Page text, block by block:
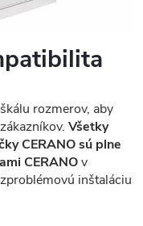
rozmerov, aby
Všetky
CERANO sú plne
CERANOv
inštaláciu